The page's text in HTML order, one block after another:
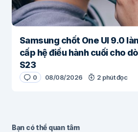
Samsung chốt One UI 9.0
cấp hệ điều hành cuối cho
S23
0 08/08/2026 2 phút đọc
Bạn có thể quan tâm